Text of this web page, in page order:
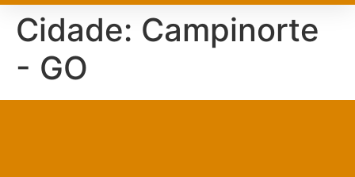
Cidade: Campinorte
- GO